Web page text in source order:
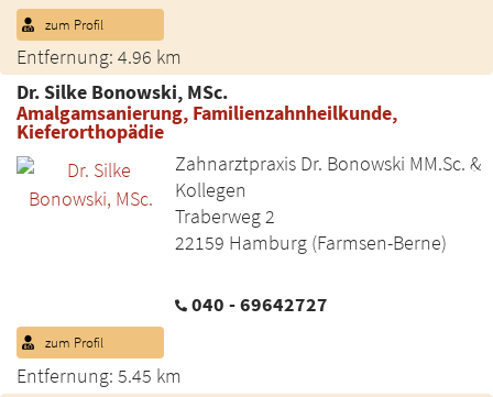
Entfernung: 4.96 km
zum Profil
Dr. Silke Bonowski, MSc.
Amalgamsanierung, Familienzahnheilkunde,
Kieferorthopädie
Zahnarztpraxis Dr. Bonowski MM.Sc. &
Kollegen
Traberweg 2
22159 Hamburg (Farmsen-Berne)
040 - 69642727
Entfernung: 5.45 km
zum Profil